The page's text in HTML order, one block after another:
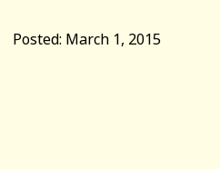
Posted: March 1, 2015